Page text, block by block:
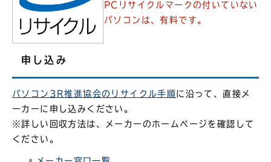
PCリサイクルマークの付いていない
パソコンは、有料です。
申し込み
パソコン3R推進協会のリサイクル手順に沿って、直接メ
ーカーに申し込みください。
※詳しい回収方法は、メーカーのホームページを確認して
ください。